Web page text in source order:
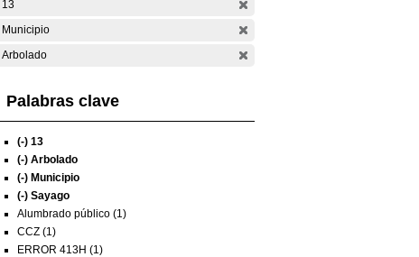
13
Municipio
Arbolado
Palabras clave
(-) 13
(-) Arbolado
(-) Municipio
(-) Sayago
Alumbrado público (1)
CCZ (1)
ERROR 413H (1)